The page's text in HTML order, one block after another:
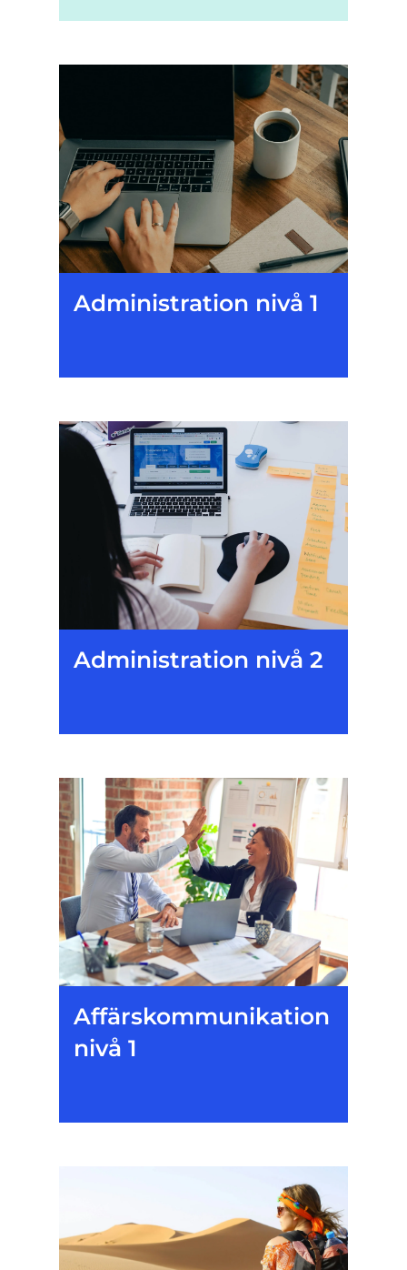
Administration nivå 1
Administration nivå 2
Affärskommunikation
nivå 1